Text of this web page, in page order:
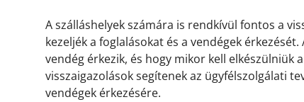
A szálláshelyek számára is rendkívül fontos a
kezeljék a foglalásokat és a vendégek
vendég érkezik, és hogy mikor kell elkészülniük
visszaigazolások segítenek az ügyfélszolgálati
vendégek érkezésére.